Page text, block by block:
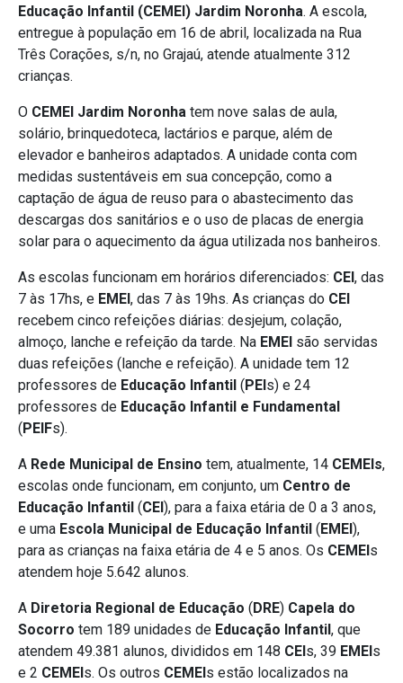
Educação Infantil (CEMEI) Jardim Noronha. A escola,
entregue à população em 16 de abril, localizada na Rua
Três Corações, s/n, no Grajaú, atende atualmente 312
crianças.
O CEMEI Jardim Noronha tem nove salas de aula,
solário, brinquedoteca, lactários e parque, além de
elevador e banheiros adaptados. A unidade conta com
medidas sustentáveis em sua concepção, como a
captação de água de reuso para o abastecimento das
descargas dos sanitários e o uso de placas de energia
solar para o aquecimento da água utilizada nos banheiros.
As escolas funcionam em horários diferenciados: CEI, das
7 às 17hs, e EMEI, das 7 às 19hs. As crianças do CEI
recebem cinco refeições diárias: desjejum, colação,
almoço, lanche e refeição da tarde. Na EMEI são servidas
duas refeições (lanche e refeição). A unidade tem 12
professores de Educação Infantil (PEIs) e 24
professores de Educação Infantil e Fundamental
(PEIFs).
A Rede Municipal de Ensino tem, atualmente, 14 CEMEIs,
escolas onde funcionam, em conjunto, um Centro de
Educação Infantil (CEI), para a faixa etária de 0 a 3 anos,
e uma Escola Municipal de Educação Infantil (EMEI),
para as crianças na faixa etária de 4 e 5 anos. Os CEMEIs
atendem hoje 5.642 alunos.
A Diretoria Regional de Educação (DRE) Capela do
Socorro tem 189 unidades de Educação Infantil, que
atendem 49.381 alunos, divididos em 148 CEIs, 39 EMEIs
e 2 CEMEIs. Os outros CEMEIs estão localizados na